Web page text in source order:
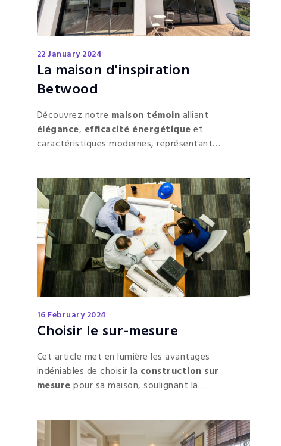
22 January 2024
La maison d'inspiration
Betwood
Découvrez notre maison témoinalliant
élégance, efficacité énergétiqueet
caractéristiques modernes, représentant
16 February 2024
Choisir le sur-mesure
Cet article met en lumière les avantages
indéniables de choisir la construction sur
mesurepour sa maison, soulignant la
esthétique, les économies à long terme et